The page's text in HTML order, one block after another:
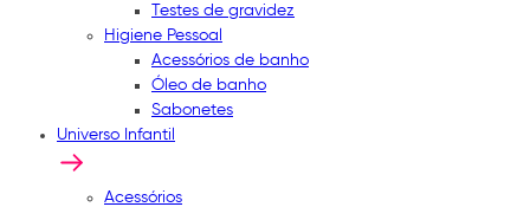
Testes de gravidez
Higiene Pessoal
Acessórios de banho
Óleo de banho
Sabonetes
Universo Infantil
Acessórios